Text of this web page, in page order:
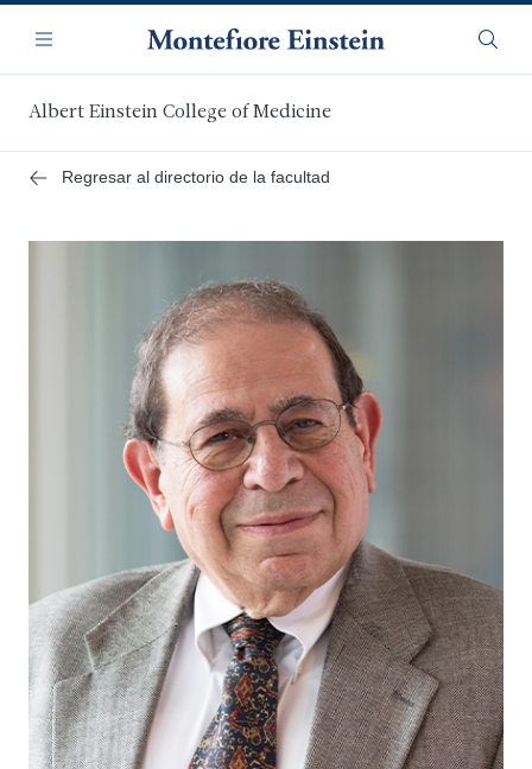
contenido
principal
Navegación
Menú
Albert Einstein College of Medicine
Regresar al directorio de la facultad